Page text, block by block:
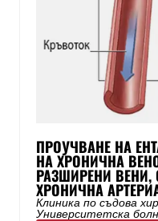
ПРОУЧВАНЕ НА
НА ХРОНИЧНА
РАЗШИРЕНИ ВЕНИ,
ХРОНИЧНА
Клиника по съдова
Университетска